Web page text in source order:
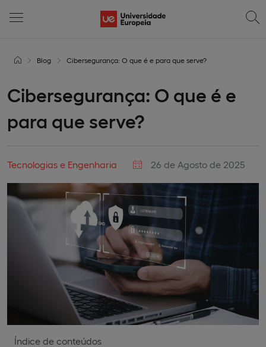
Blog Cibersegurança: O que é e para que serve?
Cibersegurança: O que é e
para que serve?
Tecnologias e Engenharia 26 de Agosto de 2025
Índice de conteúdos